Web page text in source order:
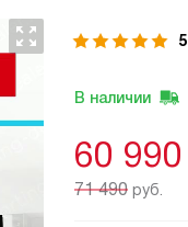
5
В наличии
60 990
71 490 руб.